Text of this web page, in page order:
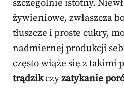
szczególnie istotny.
żywieniowe, zwłaszcza
tłuszcze i proste cukry,
nadmiernej produkcji
często wiąże się z takimi
trądzikczyzatykanie